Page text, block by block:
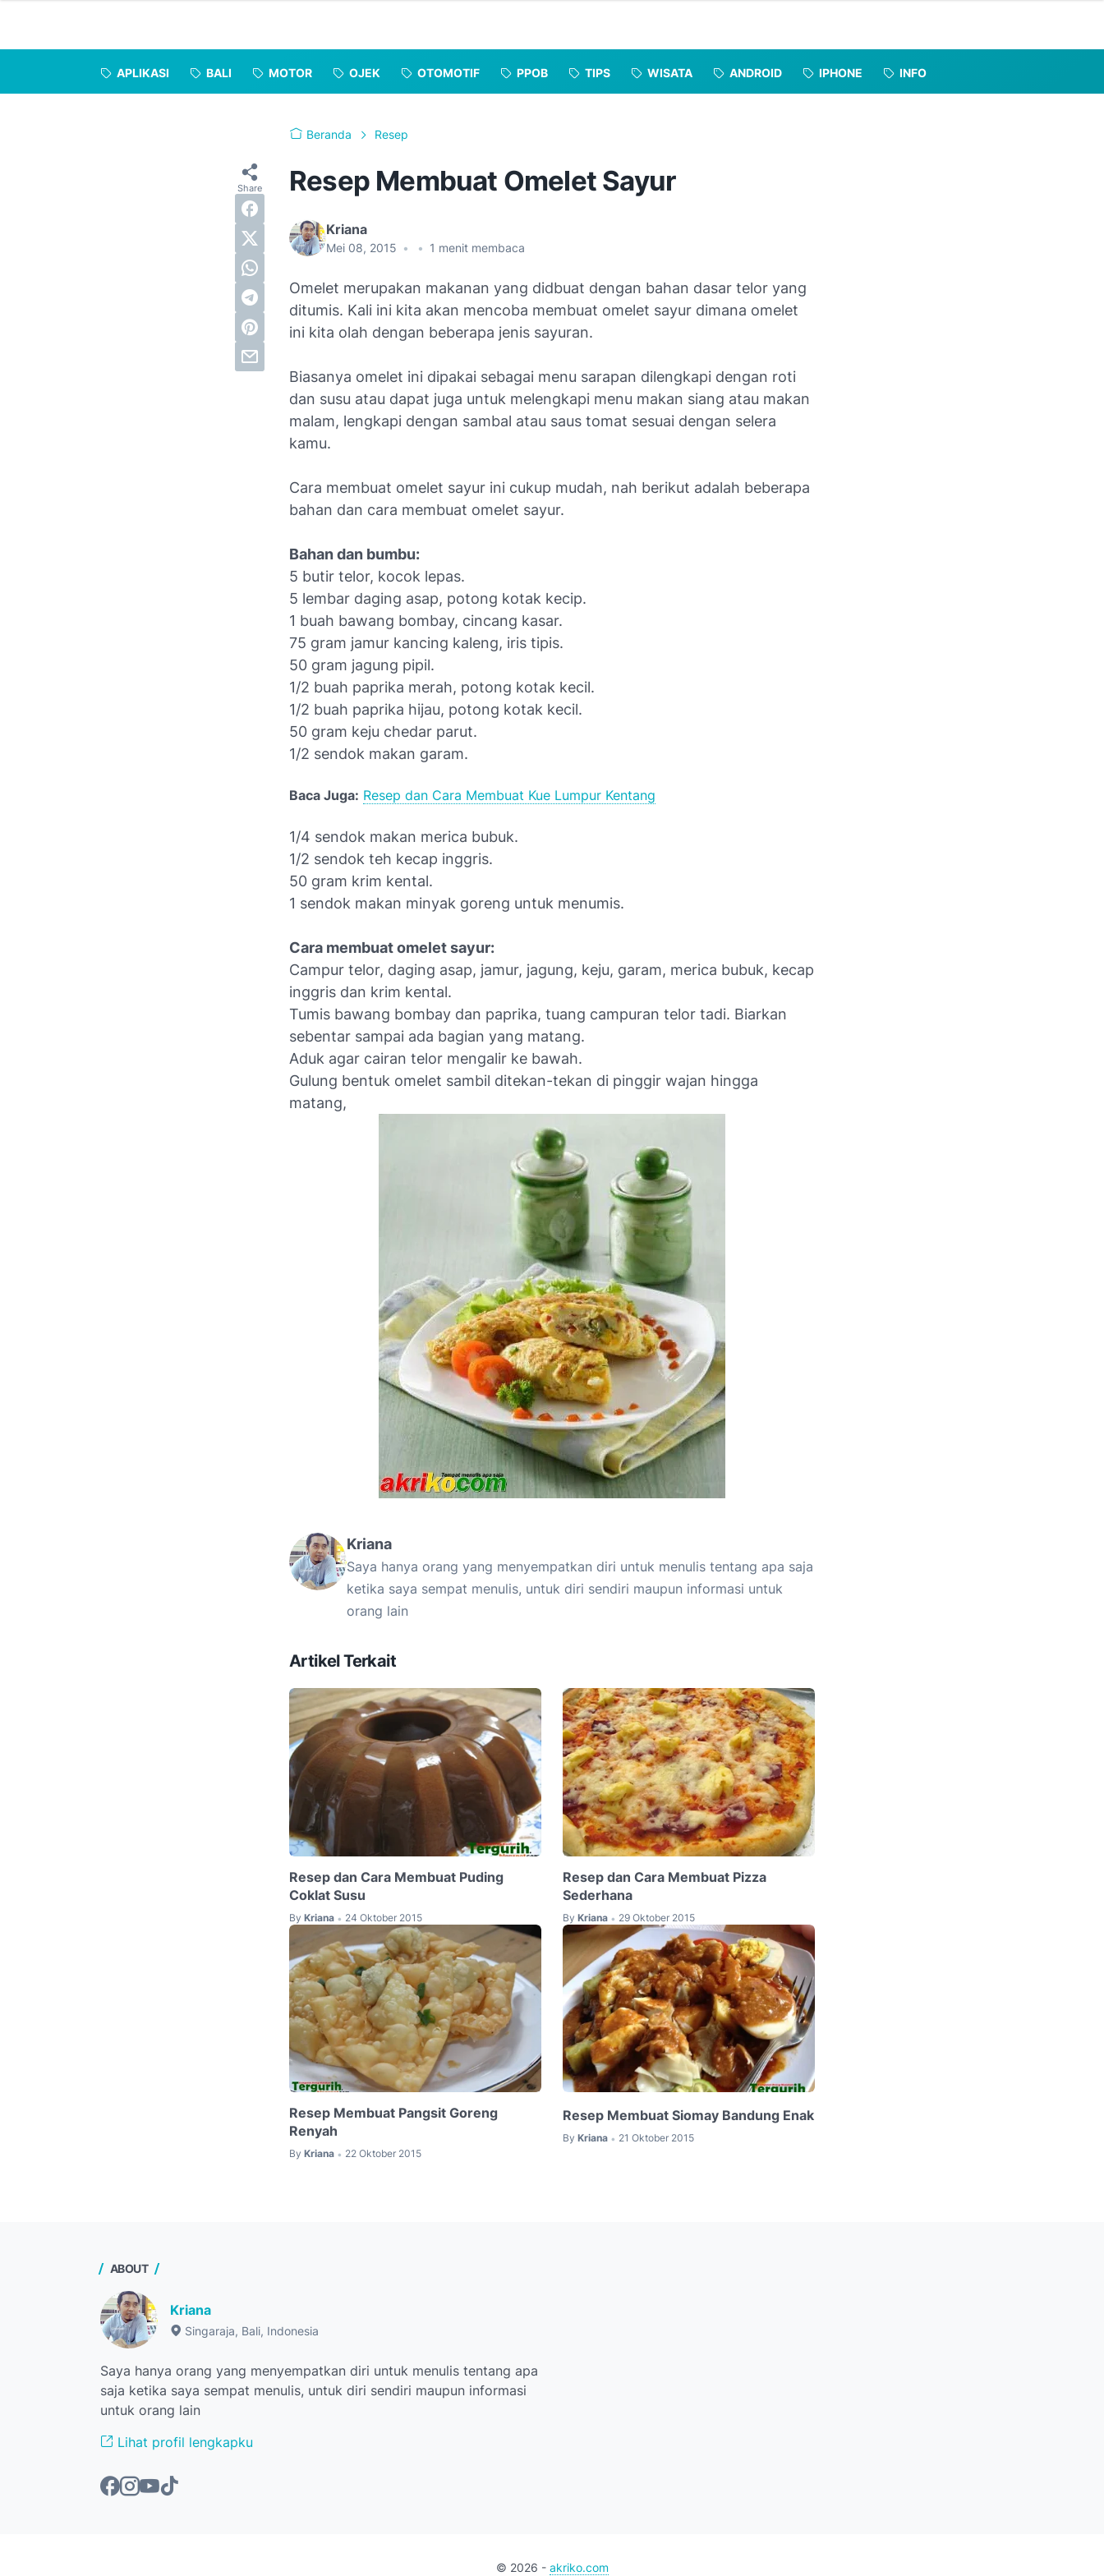
APLIKASI BALI MOTOR OJEK OTOMOTIF PPOB TIPS WISATA ANDROID IPHONE INFO
Beranda Resep
Resep Membuat Omelet Sayur
Kriana
Mei 08, 2015 • • 1 menit membaca
Omelet merupakan makanan yang didbuat dengan bahan dasar telor yang
ditumis. Kali ini kita akan mencoba membuat omelet sayur dimana omelet
ini kita olah dengan beberapa jenis sayuran.
Biasanya omelet ini dipakai sebagai menu sarapan dilengkapi dengan roti
dan susu atau dapat juga untuk melengkapi menu makan siang atau makan
malam, lengkapi dengan sambal atau saus tomat sesuai dengan selera
kamu.
Cara membuat omelet sayur ini cukup mudah, nah berikut adalah beberapa
bahan dan cara membuat omelet sayur.
Bahan dan bumbu:
5 butir telor, kocok lepas.
5 lembar daging asap, potong kotak kecip.
1 buah bawang bombay, cincang kasar.
75 gram jamur kancing kaleng, iris tipis.
50 gram jagung pipil.
1/2 buah paprika merah, potong kotak kecil.
1/2 buah paprika hijau, potong kotak kecil.
50 gram keju chedar parut.
1/2 sendok makan garam.
Baca Juga: Resep dan Cara Membuat Kue Lumpur Kentang
1/4 sendok makan merica bubuk.
1/2 sendok teh kecap inggris.
50 gram krim kental.
1 sendok makan minyak goreng untuk menumis.
Cara membuat omelet sayur:
Campur telor, daging asap, jamur, jagung, keju, garam, merica bubuk, kecap
inggris dan krim kental.
Tumis bawang bombay dan paprika, tuang campuran telor tadi. Biarkan
sebentar sampai ada bagian yang matang.
Aduk agar cairan telor mengalir ke bawah.
Gulung bentuk omelet sambil ditekan-tekan di pinggir wajan hingga
matang,
Kriana
Saya hanya orang yang menyempatkan diri untuk menulis tentang apa saja
ketika saya sempat menulis, untuk diri sendiri maupun informasi untuk
orang lain
Artikel Terkait
Resep dan Cara Membuat Puding
Coklat Susu
By Kriana • 24 Oktober 2015
Resep dan Cara Membuat Pizza
Sederhana
By Kriana • 29 Oktober 2015
Resep Membuat Pangsit Goreng
Renyah
By Kriana • 22 Oktober 2015
Resep Membuat Siomay Bandung Enak
By Kriana • 21 Oktober 2015
ABOUT
Kriana
Singaraja, Bali, Indonesia
Saya hanya orang yang menyempatkan diri untuk menulis tentang apa
saja ketika saya sempat menulis, untuk diri sendiri maupun informasi
untuk orang lain
Lihat profil lengkapku
© 2026 - akriko.com